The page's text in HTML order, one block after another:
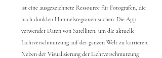
ist eine ausgezeichnete Ressource für Fotografen, die
nach dunklen Himmelsregionen suchen. Die App
verwendet Daten von Satelliten, um die aktuelle
Lichtverschmutzung auf der ganzen Welt zu kartieren.
Neben der Visualisierung der Lichtverschmutzung